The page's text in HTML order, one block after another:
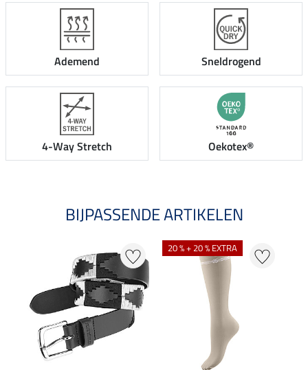
Ademend Sneldrogend
4-Way Stretch Oekotex®
BIJPASSENDE ARTIKELEN
20 % + 20 % EXTRA